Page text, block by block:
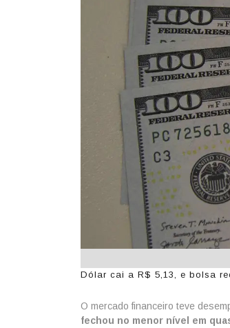
Dólar cai a R$ 5,13, e bolsa
O mercado financeiro teve
fechou no menor nível em